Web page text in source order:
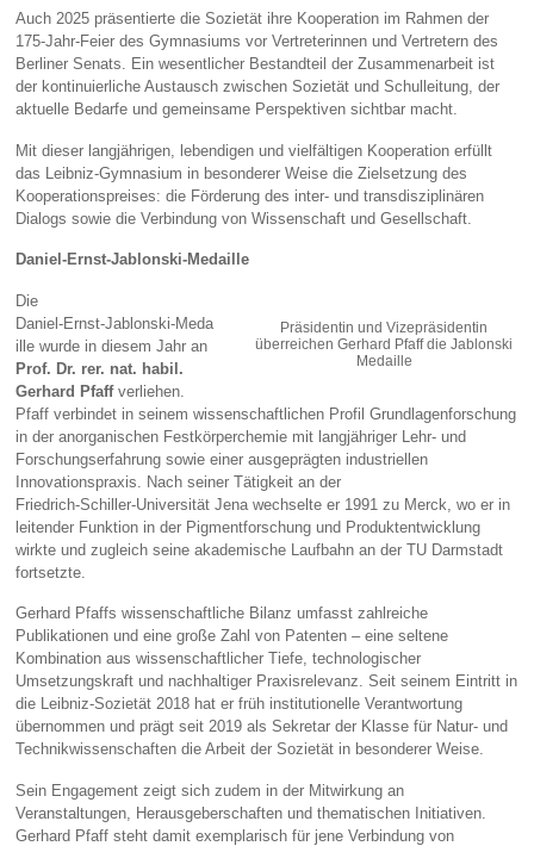
Auch 2025 präsentierte die Sozietät ihre Kooperation im Rahmen der
175‑Jahr‑Feier des Gymnasiums vor Vertreterinnen und Vertretern des
Berliner Senats. Ein wesentlicher Bestandteil der Zusammenarbeit ist
der kontinuierliche Austausch zwischen Sozietät und Schulleitung, der
aktuelle Bedarfe und gemeinsame Perspektiven sichtbar macht.
Mit dieser langjährigen, lebendigen und vielfältigen Kooperation erfüllt
das Leibniz‑Gymnasium in besonderer Weise die Zielsetzung des
Kooperationspreises: die Förderung des inter‑ und transdisziplinären
Dialogs sowie die Verbindung von Wissenschaft und Gesellschaft.
Daniel‑Ernst‑Jablonski‑Medaille
Präsidentin und Vizepräsidentin
überreichen Gerhard Pfaff die Jablonski
Medaille
Die
Daniel‑Ernst‑Jablonski‑Meda
ille wurde in diesem Jahr an
Prof. Dr. rer. nat. habil.
Gerhard Pfaffverliehen.
Pfaff verbindet in seinem wissenschaftlichen Profil Grundlagenforschung
in der anorganischen Festkörperchemie mit langjähriger Lehr‑ und
Forschungserfahrung sowie einer ausgeprägten industriellen
Innovationspraxis. Nach seiner Tätigkeit an der
Friedrich‑Schiller‑Universität Jena wechselte er 1991 zu Merck, wo er in
leitender Funktion in der Pigmentforschung und Produktentwicklung
wirkte und zugleich seine akademische Laufbahn an der TU Darmstadt
fortsetzte.
Gerhard Pfaffs wissenschaftliche Bilanz umfasst zahlreiche
Publikationen und eine große Zahl von Patenten – eine seltene
Kombination aus wissenschaftlicher Tiefe, technologischer
Umsetzungskraft und nachhaltiger Praxisrelevanz. Seit seinem Eintritt in
die Leibniz‑Sozietät 2018 hat er früh institutionelle Verantwortung
übernommen und prägt seit 2019 als Sekretar der Klasse für Natur‑ und
Technikwissenschaften die Arbeit der Sozietät in besonderer Weise.
Sein Engagement zeigt sich zudem in der Mitwirkung an
Veranstaltungen, Herausgeberschaften und thematischen Initiativen.
Gerhard Pfaff steht damit exemplarisch für jene Verbindung von